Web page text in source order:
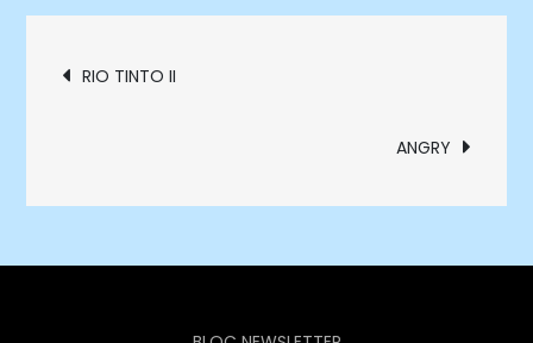
Navigation
l’article
RIO TINTO II
ANGRY